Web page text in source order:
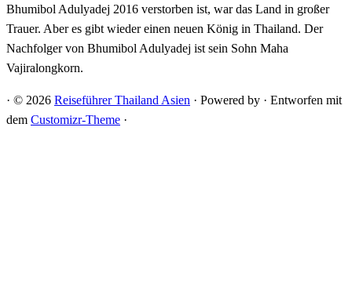
Bhumibol Adulyadej 2016 verstorben ist, war das Land in großer
Trauer. Aber es gibt wieder einen neuen König in Thailand. Der
Nachfolger von Bhumibol Adulyadej ist sein Sohn Maha
Vajiralongkorn.
· © 2026 Reiseführer Thailand Asien · Powered by · Entworfen mit
dem Customizr-Theme ·